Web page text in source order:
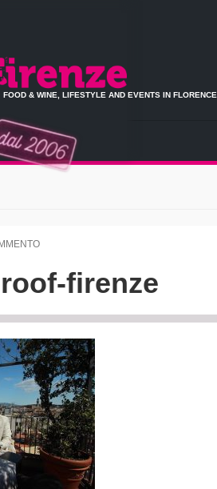
FOOD & WINE, LIFESTYLE AND EVENTS IN FLORENCE
firenze